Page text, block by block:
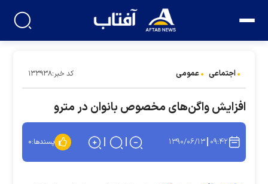
اجتماعی عمومی کد خبر:۱۳۳۹۳۸
افزایش واگن‌های مخصوص بانوان در مترو
۰۹:۴۲ ۱۳۹۰/۰۶/۱۳ پسندها:۰